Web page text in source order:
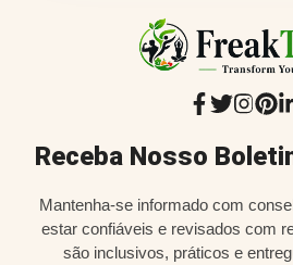
Receba Nosso
Mantenha-se informado com
estar confiáveis e revisados com
são inclusivos, práticos e